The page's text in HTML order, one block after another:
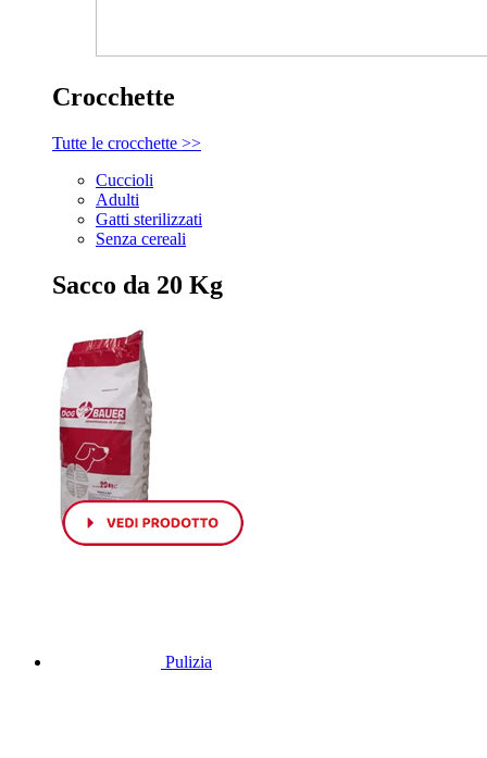
Crocchette
Tutte le crocchette >>
Cuccioli
Adulti
Gatti sterilizzati
Senza cereali
Sacco da 20 Kg
Pulizia